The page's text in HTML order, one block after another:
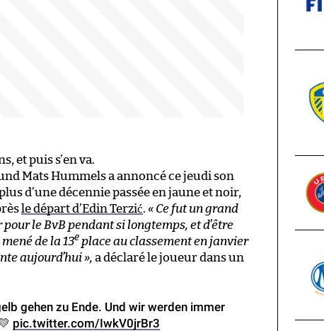
et puis s’en va.
Mats Hummels a annoncé ce jeudi son
d’une décennie passée en jaune et noir,
le départ d’Edin Terzić. « Ce fut un grand
le BvB pendant si longtemps, et d’être
de la 13e place au classement en janvier
aujourd’hui », a déclaré le joueur dans un
gehen zu Ende. Und wir werden immer
pic.twitter.com/IwkV0jrBr3